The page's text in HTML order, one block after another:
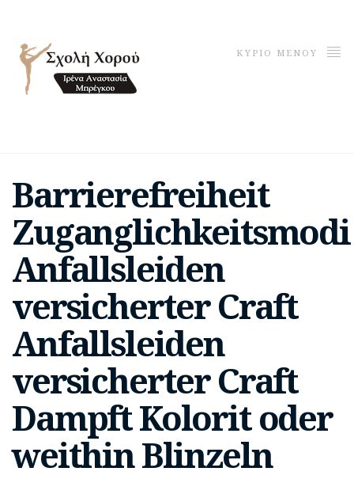
ΚΥΡΙΟ ΜΕΝΟΥ
Barrierefreiheit
Zuganglichkeitsmodi
Anfallsleiden
versicherter Craft
Anfallsleiden
versicherter Craft
Dampft Kolorit oder
weithin Blinzeln